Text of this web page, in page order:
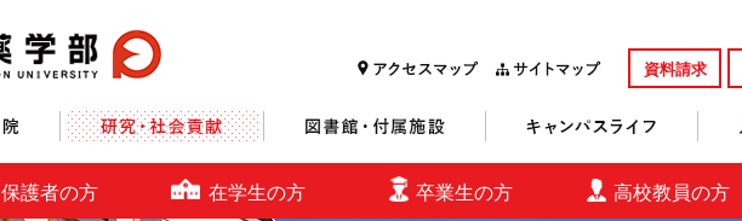
資料請求
保護者の方 在学生の方 卒業生の方 高校教員の方